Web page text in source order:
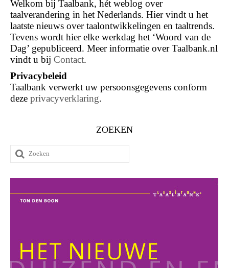
Welkom bij Taalbank, hét weblog over
taalverandering in het Nederlands. Hier vindt u het
laatste nieuws over taalontwikkelingen en taaltrends.
Tevens wordt hier elke werkdag het ‘Woord van de
Dag’ gepubliceerd. Meer informatie over Taalbank.nl
vindt u bij Contact.
Privacybeleid
Taalbank verwerkt uw persoonsgegevens conform
deze privacyverklaring.
ZOEKEN
Zoeken
naar: